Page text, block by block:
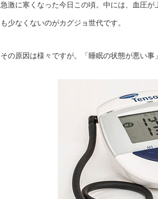
急激に寒くなった今日この頃。中には、血圧
も少なくないのがカグジョ世代です。
その原因は様々ですが。「睡眠の状態が悪い事